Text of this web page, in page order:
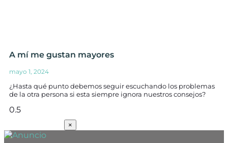
A mí me gustan mayores
mayo 1, 2024
¿Hasta qué punto debemos seguir escuchando los problemas
de la otra persona si esta siempre ignora nuestros consejos?
×